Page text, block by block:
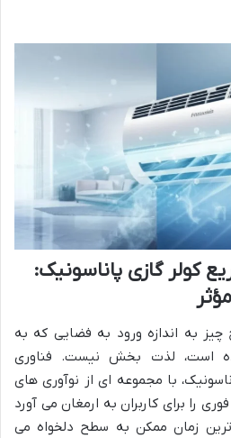
کولر گازی پاناسونیک:
چیز به اندازه ورود به فضایی که به
است، لذت بخش نیست. فناوری
با مجموعه ای از نوآوری های
را برای کاربران به ارمغان می آورد
زمان ممکن به سطح دلخواه می